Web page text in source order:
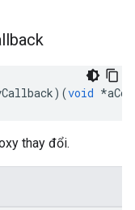
)(void *
thay đổi.